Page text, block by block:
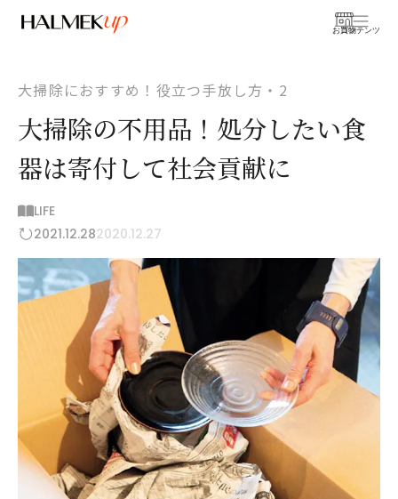
お買物
コンテンツ
大掃除におすすめ！役立つ手放し方・2
大掃除の不用品！処分したい食
器は寄付して社会貢献に
LIFE
2021.12.282020.12.27